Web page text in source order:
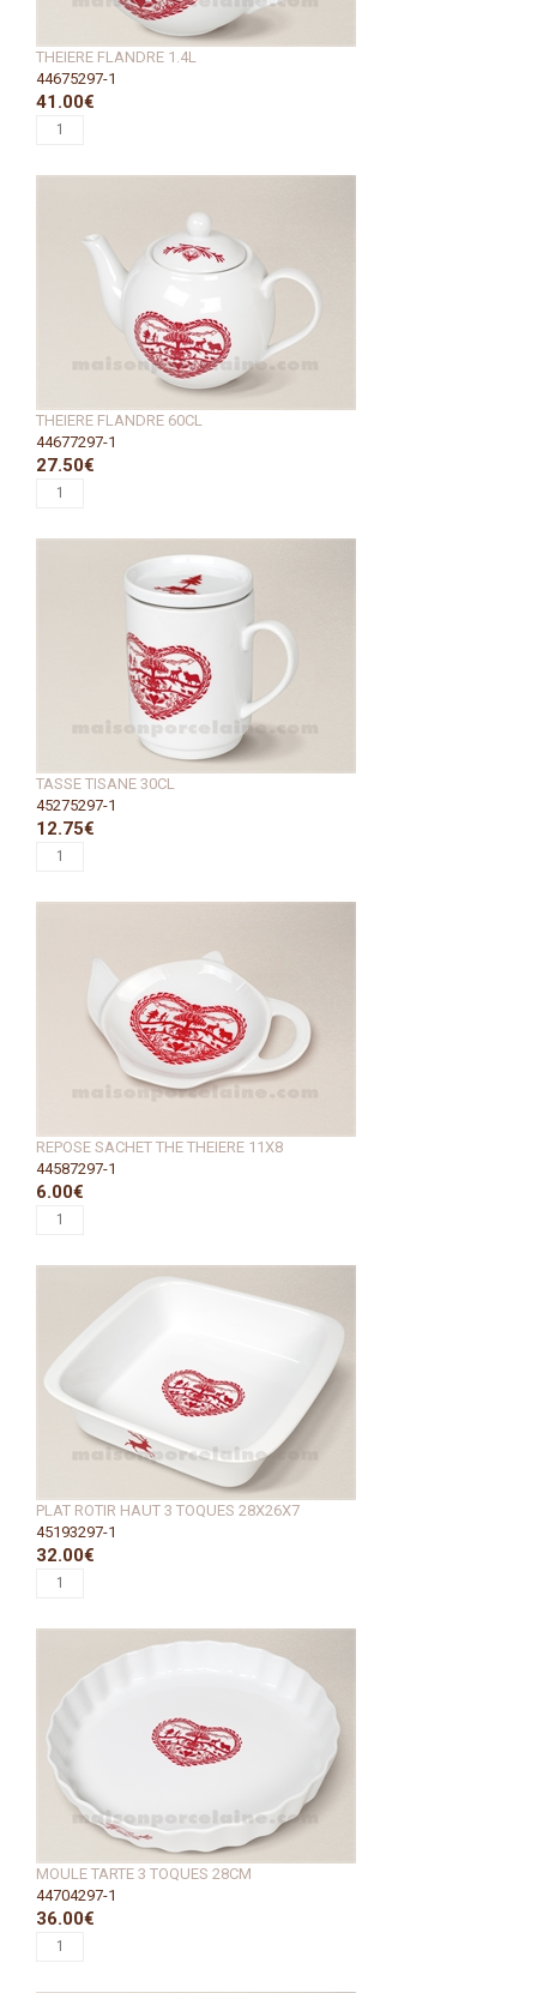
THEIERE FLANDRE 1.4L
44675297-1
41.00€
THEIERE FLANDRE 60CL
44677297-1
27.50€
TASSE TISANE 30CL
45275297-1
12.75€
REPOSE SACHET THE THEIERE 11X8
44587297-1
6.00€
PLAT ROTIR HAUT 3 TOQUES 28X26X7
45193297-1
32.00€
MOULE TARTE 3 TOQUES 28CM
44704297-1
36.00€